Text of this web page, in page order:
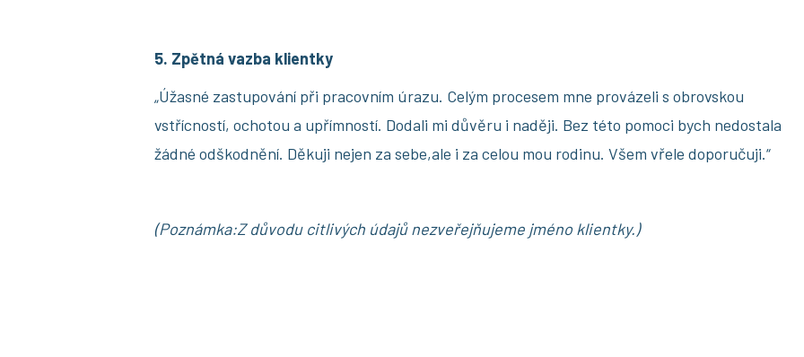
5. Zpětná vazba klientky
„Úžasné zastupování při pracovním úrazu. Celým procesem mne provázeli s obrovskou
vstřícností, ochotou a upřímností. Dodali mi důvěru i naději. Bez této pomoci bych nedostala
žádné odškodnění. Děkuji nejen za sebe,ale i za celou mou rodinu. Všem vřele doporučuji.“
(Poznámka:Z důvodu citlivých údajů nezveřejňujeme jméno klientky.)